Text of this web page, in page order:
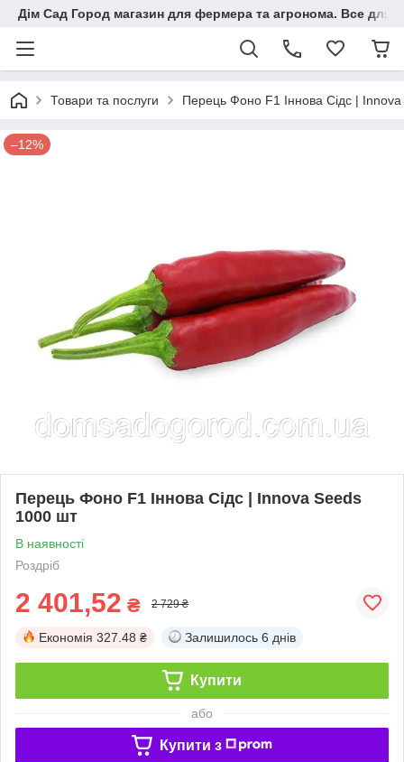
Дім Сад Город магазин для фермера та агронома. Все для
Товари та послуги Перець Фоно F1 Іннова Сідс |
–12%
Перець Фоно F1 Іннова Сідс | Innova Seeds
1000 шт
В наявності
Роздріб
2 401,52 ₴ 2 729 ₴
Економія 327.48 ₴ Залишилось 6 днів
Купити
або
Купити з